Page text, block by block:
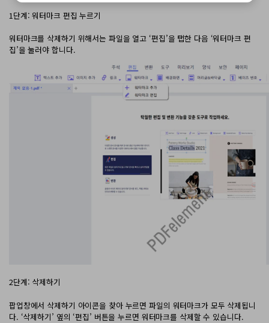
1단계: 워터마크 편집 누르기
워터마크를 삭제하기 위해서는 파일을 열고 ‘편집’을 탭한 다음 ‘워터마크 편
집’을 눌러야 합니다.
2단계: 삭제하기
팝업창에서 삭제하기 아이콘을 찾아 누르면 파일의 워터마크가 모두 삭제됩니
다. ‘삭제하기’ 옆의 ‘편집’ 버튼을 누르면 워터마크를 삭제할 수 있습니다.